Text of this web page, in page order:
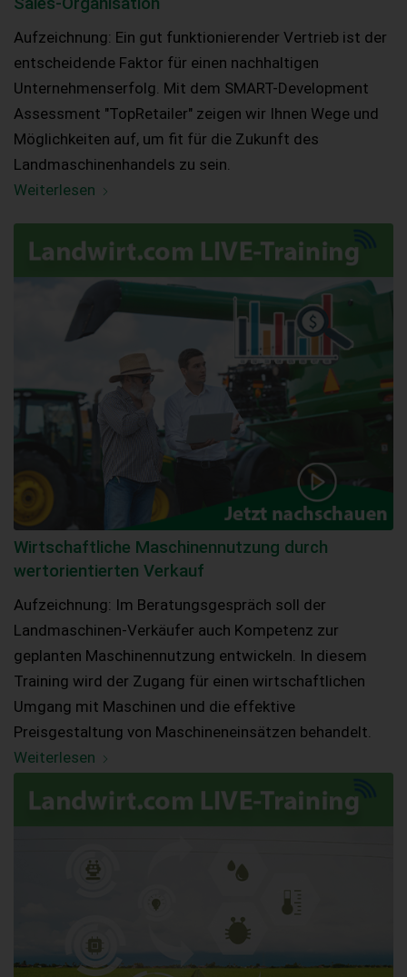
Sales-Organisation
Aufzeichnung: Ein gut funktionierender Vertrieb ist der
entscheidende Faktor für einen nachhaltigen
Unternehmenserfolg. Mit dem SMART-Development
Assessment "TopRetailer" zeigen wir Ihnen Wege und
Möglichkeiten auf, um fit für die Zukunft des
Landmaschinenhandels zu sein.
Weiterlesen
Wirtschaftliche Maschinennutzung durch
wertorientierten Verkauf
Aufzeichnung: Im Beratungsgespräch soll der
Landmaschinen-Verkäufer auch Kompetenz zur
geplanten Maschinennutzung entwickeln. In diesem
Training wird der Zugang für einen wirtschaftlichen
Umgang mit Maschinen und die effektive
Preisgestaltung von Maschineneinsätzen behandelt.
Weiterlesen